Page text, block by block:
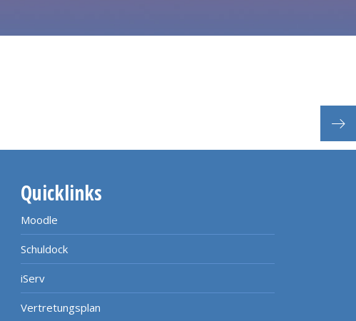
Quicklinks
Moodle
Schuldock
iServ
Vertretungsplan